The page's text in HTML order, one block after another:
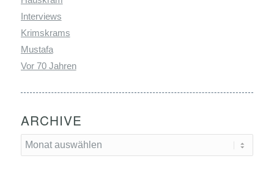
Interviews
Krimskrams
Mustafa
Vor 70 Jahren
ARCHIVE